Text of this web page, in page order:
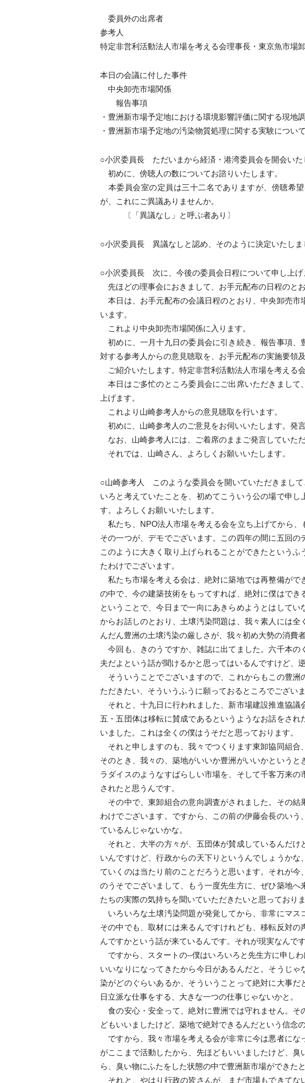
委員外の出席者
参考人
特定非営利活動法人市場を考える会理事長・東京魚市
本日の会議に付した事件
中央卸売市場関係
報告事項
・豊洲新市場予定地における環境影響評価に関する現地
・豊洲新市場予定地の汚染物質処理に関する実験について
○小沢委員長 ただいまから経済・港湾委員会を開会いた
初めに、傍聴人の数についてお諮りいたします。
本委員会室の定員は三十二名でありますが、傍聴希
が、これにご異議ありませんか。
〔「異議なし」と呼ぶ者あり〕
○小沢委員長 異議なしと認め、そのように決定いたしま
○小沢委員長 次に、今後の委員会日程について申し上げ
先ほどの理事会におきまして、お手元配布の日程のと
本日は、お手元配布の会議日程のとおり、中央卸売市
います。
これより中央卸売市場関係に入ります。
初めに、一月十九日の委員会に引き続き、報告事項、
対する参考人からの意見聴取を、お手元配布の実施要領
ご紹介いたします。特定非営利活動法人市場を考える
本日はご多忙のところ委員会にご出席いただきまして
上げます。
これより山崎参考人からの意見聴取を行います。
初めに、山崎参考人のご意見をお伺いいたします。発
なお、山崎参考人には、ご着席のままご発言していた
それでは、山崎さん、よろしくお願いいたします。
○山崎参考人 このような委員会を開いていただきまし
いろと考えていたことを、初めてこういう公の場で申
す。よろしくお願いいたします。
私たち、NPO法人市場を考える会を立ち上げてから、
その一つが、デモでございます。この四年の間に五回
このように大きく取り上げられることができたという
たわけでございます。
私たち市場を考える会は、絶対に築地では再整備がで
の中で、今の建築技術をもってすれば、絶対に僕はで
ということで、今日まで一向にあきらめようとはして
からお話しのとおり、土壌汚染問題は、我々素人には
んだん豊洲の土壌汚染の厳しさが、我々初め大勢の消費
今回も、きのうですか、雑誌に出てました。六千本の
夫だよという話が聞けるかと思ってはいるんですけど、
そういうことでございますので、これからもこの豊洲
ただきたい、そういうふうに願っておるところでございま
それと、十九日に行われました、新市場建設推進協議
五・五団体は移転に賛成であるというようなお話をさ
いました。これは全くの僕はうそだと思っております。
それと申しますのも、我々でつくります東卸協同組合
そのとき、我々の、築地がいいか豊洲がいいかという
ラダイスのようなすばらしい市場を、そして千客万来
されたと思うんです。
その中で、東卸組合の意向調査がされました。その結
わけでございます。ですから、この前の伊藤会長のい
ているんじゃないかな。
それと、大半の方々が、五団体が賛成しているんだけ
いんですけど、行政からの天下りというんでしょうか
ていくのは当たり前のことだろうと思います。それが
のうそでございまして、もう一度先生方に、ぜひ築地
たちの実際の気持ちを聞いていただきたいと思っておりま
いろいろな土壌汚染問題が発覚してから、非常にマス
その中でも、取材には来るんですけれども、移転反対
んですかという話が来ているんです。それが現実なんで
ですから、スタートの--僕はいろいろと先生方に申し
いいなりになってきたから今日があるんだと。そうじ
染がどのぐらいあるか、そういうことって絶対に大事
日立派な仕事をする、大きな一つの仕事じゃないかと。
食の安心・安全って、絶対に豊洲では守れません。そ
どもいいましたけど、築地で絶対できるんだという信念
ですから、我々市場を考える会が非常に今は悪者にな
がここまで活動したから、先ほどもいいましたけど、
ら、臭い物にふたをした状態の中で豊洲新市場ができた
それと、やはり行政の皆さんが、まだ市場もできてな